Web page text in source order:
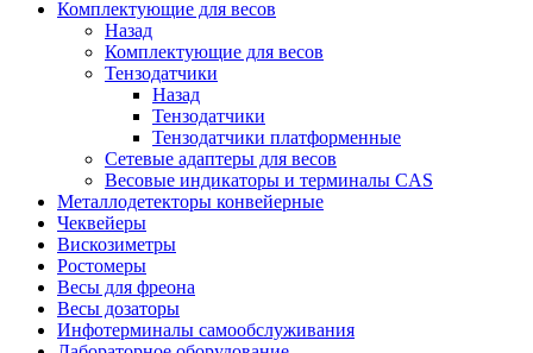
Комплектующие для весов
Назад
Комплектующие для весов
Тензодатчики
Назад
Тензодатчики
Тензодатчики платформенные
Сетевые адаптеры для весов
Весовые индикаторы и терминалы CAS
Металлодетекторы конвейерные
Чеквейеры
Вискозиметры
Ростомеры
Весы для фреона
Весы дозаторы
Инфотерминалы самообслуживания